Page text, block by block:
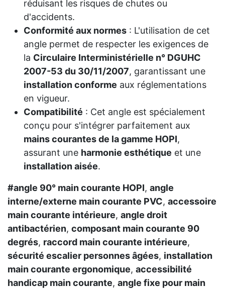
réduisant les risques de chutes ou
d'accidents.
Conformité aux normes : L'utilisation de cet
angle permet de respecter les exigences de
la Circulaire Interministérielle n° DGUHC
2007-53 du 30/11/2007, garantissant une
installation conforme aux réglementations
en vigueur.
Compatibilité : Cet angle est spécialement
conçu pour s'intégrer parfaitement aux
mains courantes de la gamme HOPI,
assurant une harmonie esthétique et une
installation aisée.
#​angle 90° main courante HOPI, angle
interne/externe main courante PVC, accessoire
main courante intérieure, angle droit
antibactérien, composant main courante 90
degrés, raccord main courante intérieure,
sécurité escalier personnes âgées, installation
main courante ergonomique, accessibilité
handicap main courante, angle fixe pour main